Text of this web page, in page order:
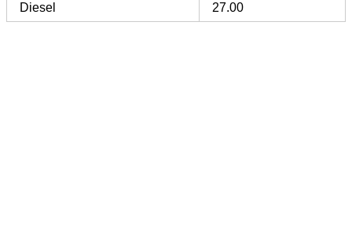
Diesel
27.00